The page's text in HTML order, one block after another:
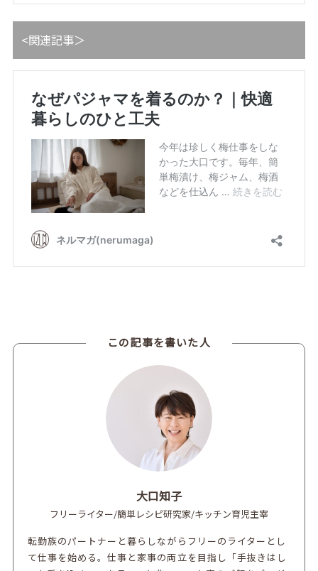
<関連記事＞
この記事を書いた人
大口知子
フリーライター/簡単レシピ研究家/キッチン育児主宰
転勤族のパートナーと暮らしながらフリーのライターとし
て仕事を始める。仕事と家事の両立を目指し「手抜きはし